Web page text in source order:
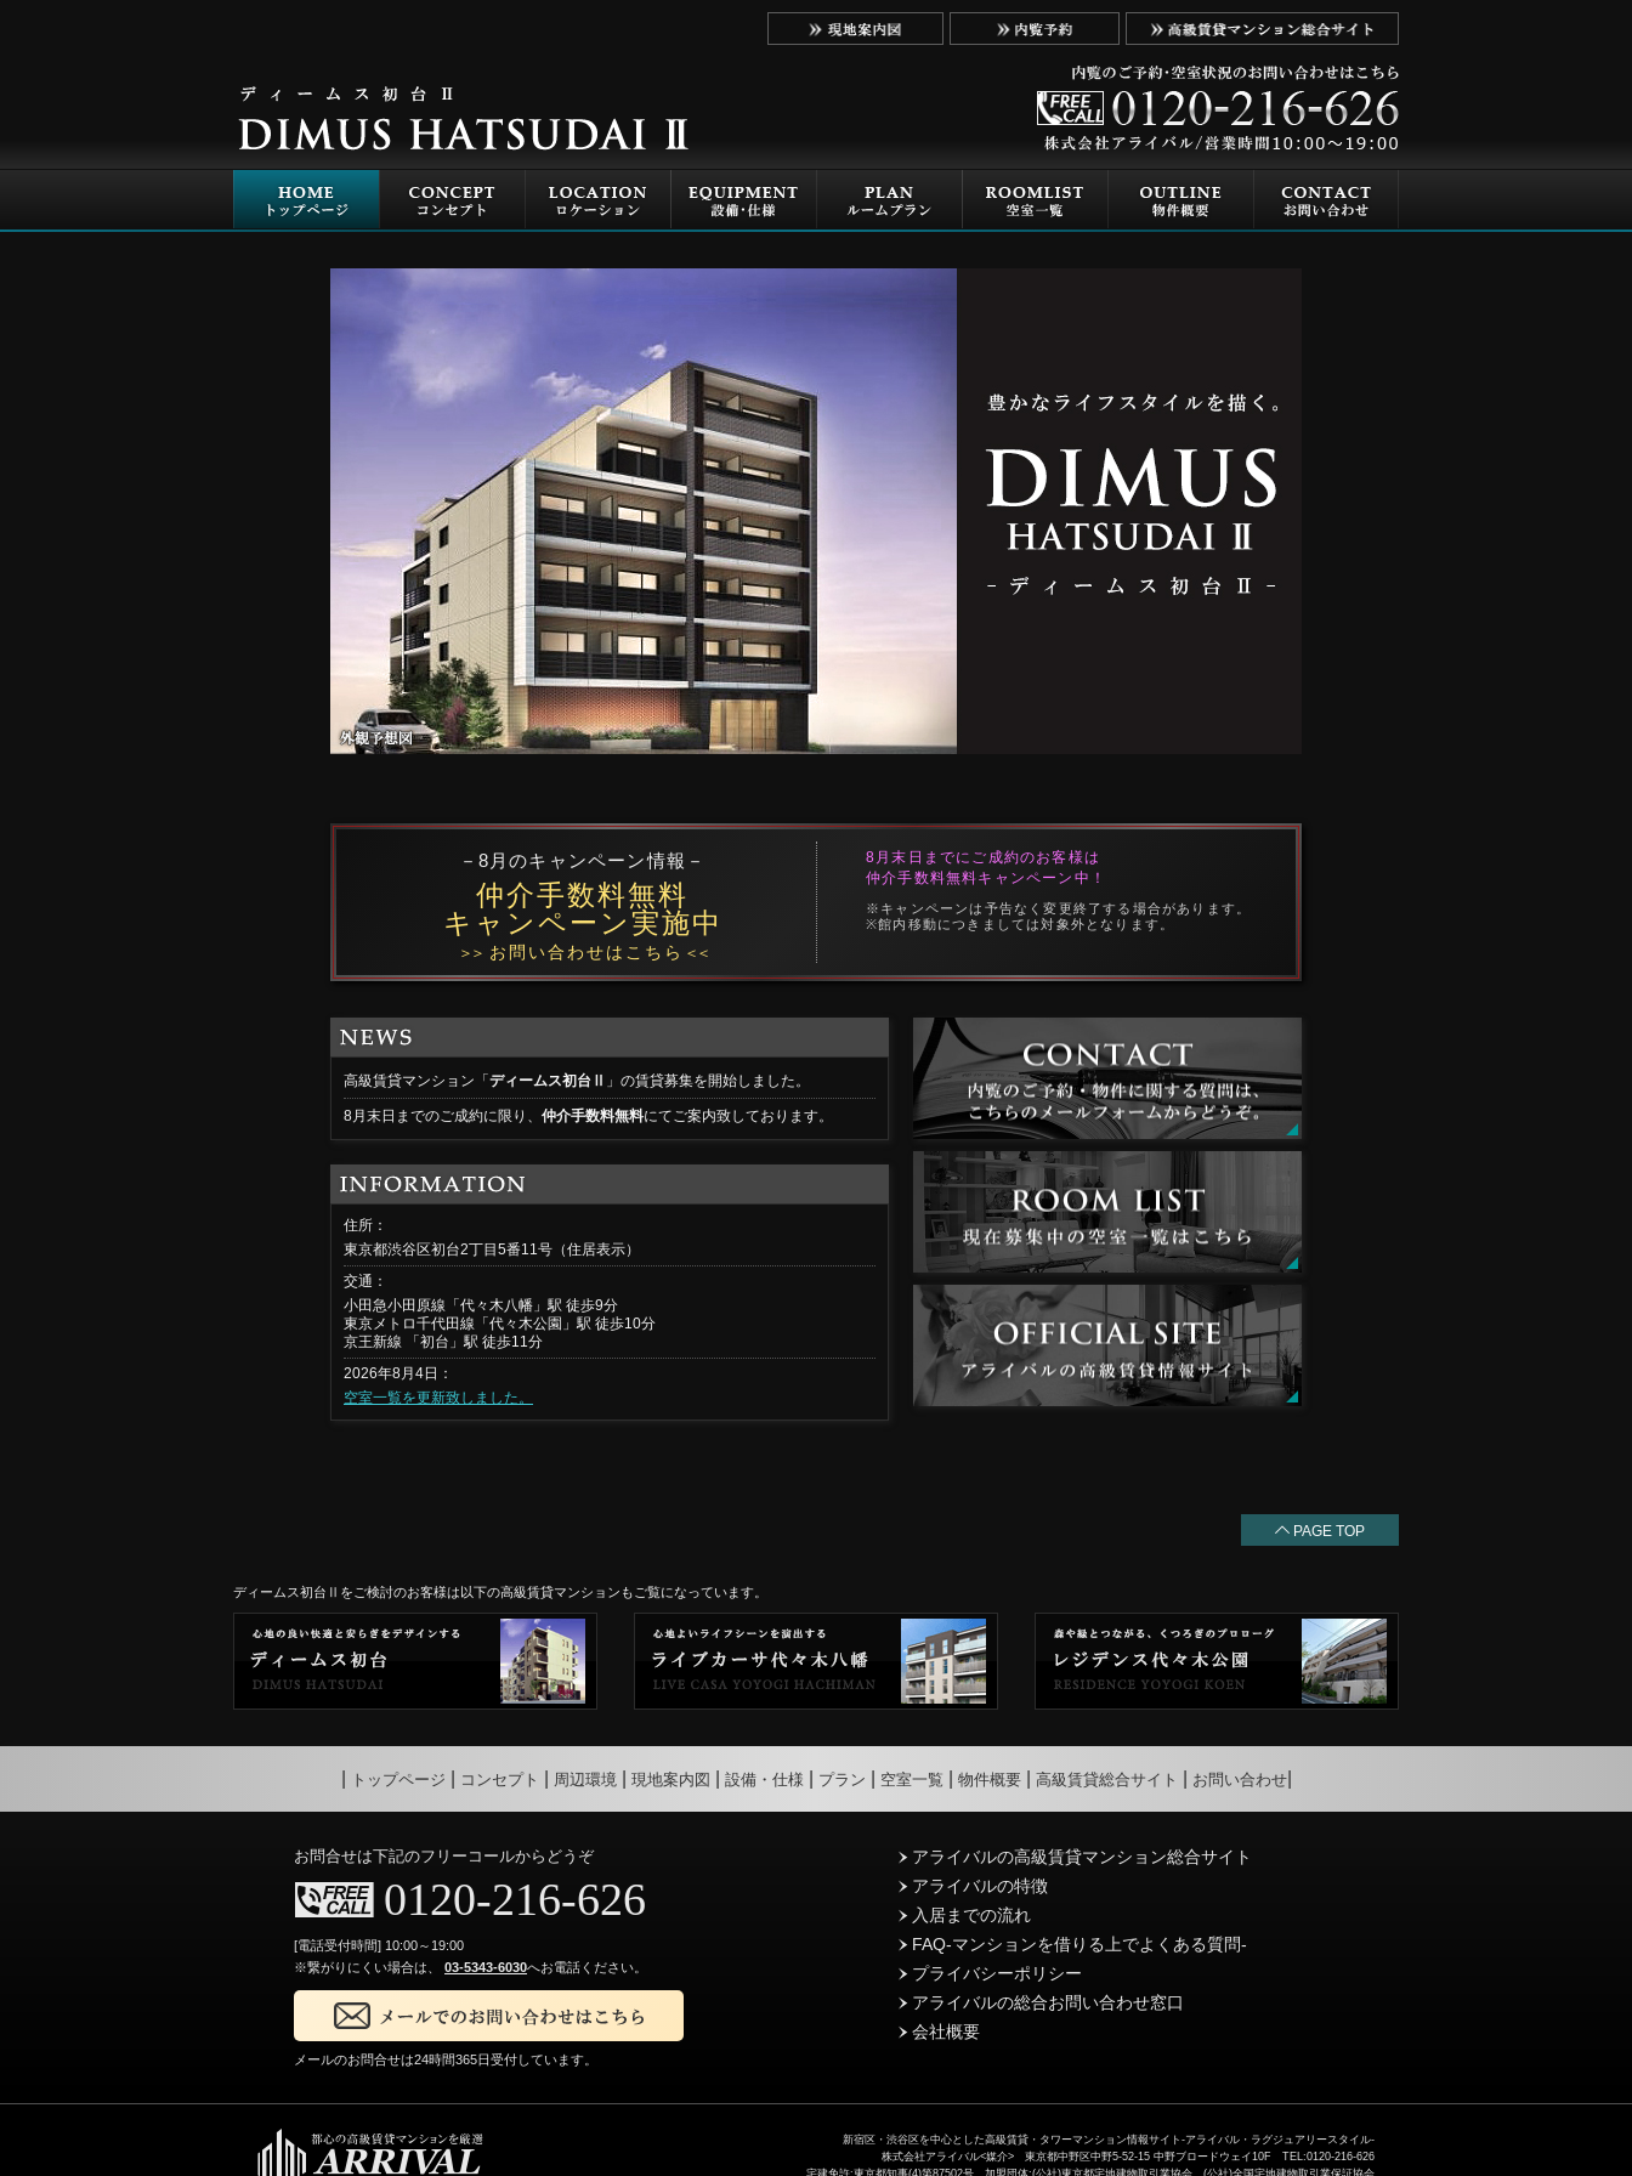
－8月のキャンペーン情報－
仲介手数料無料
キャンペーン実施中
＞＞お問い合わせはこちら ＜＜
8月末日までにご成約のお客様は
仲介手数料無料キャンペーン中！
※キャンペーンは予告なく変更終了する場合があります。
※館内移動につきましては対象外となります。
高級賃貸マンション「ディームス初台Ⅱ 」の賃貸募集を開始しました。
8月末日までのご成約に限り、 仲介手数料無料にてご案内致しております。
住所：
東京都渋谷区初台2丁目5番11号（住居表示）
交通：
小田急小田原線「代々木八幡」駅 徒歩9分
東京メトロ千代田線「代々木公園」駅 徒歩10分
京王新線 「初台」駅 徒歩11分
2026年8月4日：
空室一覧を更新致しました。
PAGE TOP
ディームス初台Ⅱをご検討のお客様は以下の高級賃貸マンションもご覧になっています。
トップページ コンセプト 周辺環境 現地案内図 設備・仕様 プラン 空室一覧 物件概要 高級賃貸総合サイト お問い合わせ
お問合せは下記のフリーコールからどうぞ
0120-216-626
[電話受付時間] 10:00～19:00
※繋がりにくい場合は、
03-5343-6030へお電話ください。
メールのお問合せは24時間365日受付しています。
アライバルの高級賃貸マンション総合サイト
アライバルの特徴
入居までの流れ
FAQ-マンションを借りる上でよくある質問-
プライバシーポリシー
アライバルの総合お問い合わせ窓口
会社概要
新宿区・渋谷区を中心とした高級賃貸・タワーマンション情報サイト-アライバル・ラグジュアリースタイル-
株式会社アライバル<媒介> 東京都中野区中野5-52-15 中野ブロードウェイ10F TEL:0120-216-626